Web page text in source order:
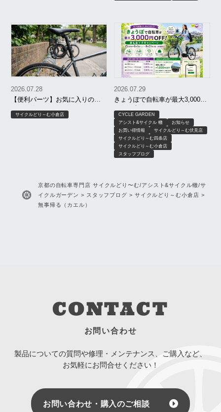
【便利パーツ】お気に入りのワ
イヤー錠をシートポストに！
2026.07.28
サイクルどり～む小倉店
きょうぽで自転車が最大3,000円
OFF｜京もおトクキャンペーン
【8月限定】｜京都 サイクルどり
～む、アシスト＆サイクル轍、
サイクルガーデン
2026.07.29
CYCLE GARDEN
アシスト&サイクル 轍
お知らせ
お買い得情報
サイクルどり～む伏見店
サイクルどり～む四条店
サイクルどり～む小倉店
スタッフブログ
京都の自転車専門店 サイクルどり〜む/アシスト&サイクル轍/サ
イクルガーデン > スタッフブログ > サイクルどり～む小倉店 >
無事帰る（カエル）
CONTACT
お問い合わせ
製品についての質問や修理・メンテナンス、ご購入など、
お気軽にお問合せください！
お問い合わせ・購入のご相談